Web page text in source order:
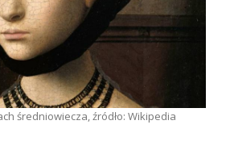
średniowiecza, źródło: Wikipedia